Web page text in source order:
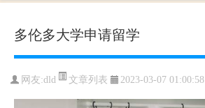
多伦多大学申请留学
网友:dld 文章列表 2023-03-07 01:00:58